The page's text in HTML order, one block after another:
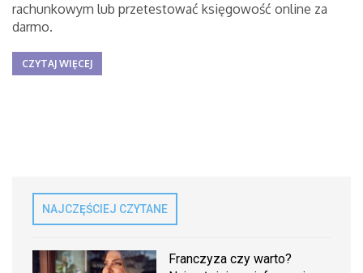
rachunkowym lub przetestować księgowość online za
darmo.
CZYTAJ WIĘCEJ
NAJCZĘŚCIEJ CZYTANE
Franczyza czy warto?